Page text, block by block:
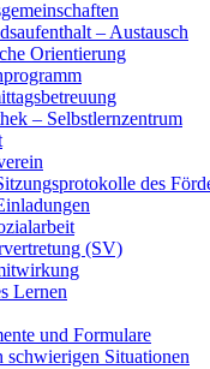
– Austausch
Orientierung
– Selbstlernzentrum
des
(SV)
Lernen
und Formulare
Situationen